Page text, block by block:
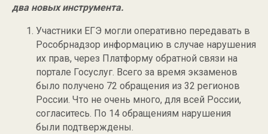
два новых инструмента.
Участники ЕГЭ могли оперативно передавать в
Рособрнадзор информацию в случае нарушения
их прав, через Платформу обратной связи на
портале Госуслуг. Всего за время экзаменов
было получено 72 обращения из 32 регионов
России. Что не очень много, для всей России,
согласитесь. По 14 обращениям нарушения
были подтверждены.